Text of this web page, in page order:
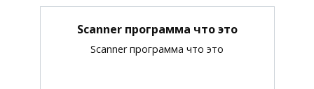
Scanner программа что это
Scanner программа что это